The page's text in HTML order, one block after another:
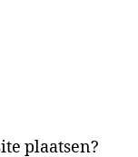
plaatsen?